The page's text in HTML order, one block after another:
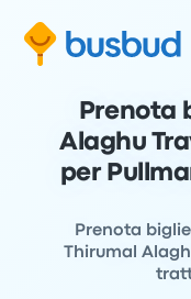
Prenota
Alaghu
per
Prenota
Thirumal